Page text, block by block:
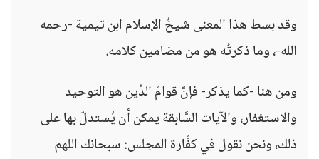
وقد بسط هذا المعنى شيخُ الإسلام ابن تيمية -رحمه
الله-، وما ذكرتُه هو من مضامين كلامه.
ومن هنا -كما يذكر- فإنَّ قوامَ الدِّين هو التوحيد
والاستغفار، والآيات السَّابقة يمكن أن يُستدلّ بها على
ذلك، ونحن نقول في كفَّارة المجلس: سبحانك اللهم